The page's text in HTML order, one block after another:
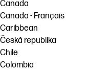
Canada
Canada - Français
Caribbean
Česká republika
Chile
Colombia